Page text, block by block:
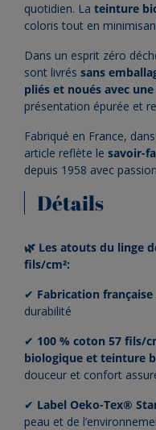
quotidien. La teinture
coloris tout en
Dans un esprit zéro
sont livrés sans
pliés et noués avec
présentation épurée et
Fabriqué en France,
article reflète le savoir-
depuis 1958 avec
Détails
🌿 Les atouts du linge
fils/cm²:
✔ Fabrication française
durabilité
✔ 100 % coton 57 fils/
biologique et teinture
douceur et confort
✔ Label Oeko-Tex®
peau et de